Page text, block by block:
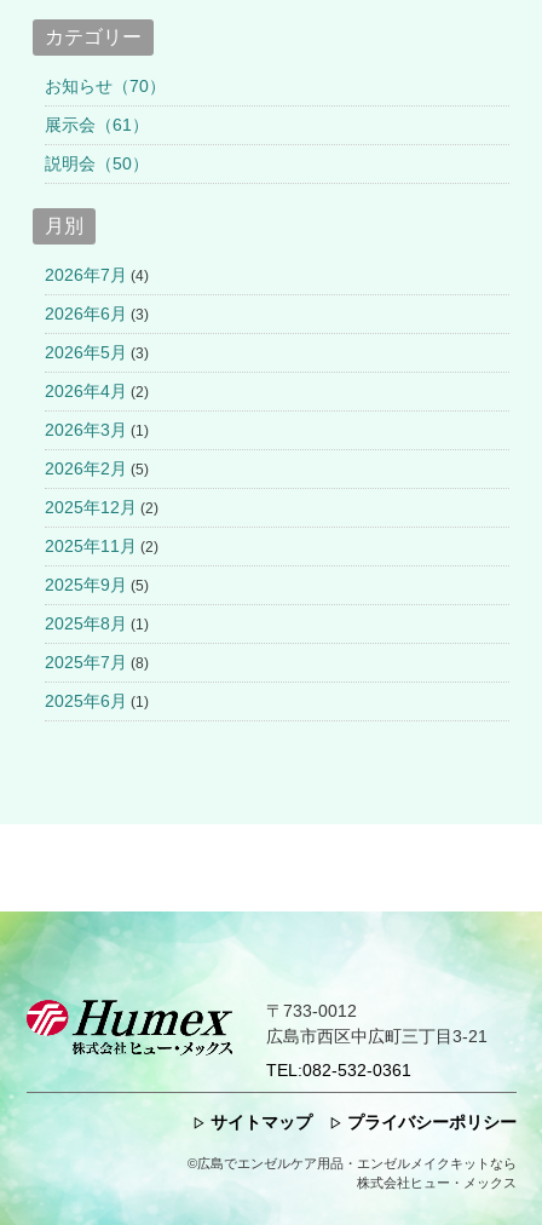
カテゴリー
お知らせ（70）
展示会（61）
説明会（50）
月別
2026年7月 (4)
2026年6月 (3)
2026年5月 (3)
2026年4月 (2)
2026年3月 (1)
2026年2月 (5)
2025年12月 (2)
2025年11月 (2)
2025年9月 (5)
2025年8月 (1)
2025年7月 (8)
2025年6月 (1)
〒733-0012
広島市西区中広町三丁目3-21
TEL:082-532-0361
サイトマップ プライバシーポリシー
©広島でエンゼルケア用品・エンゼルメイクキットなら
株式会社ヒュー・メックス